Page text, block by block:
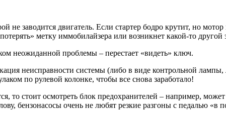
не заводится двигатель. Если стартер бодро крутит, но
метку иммобилайзера или возникнет какой-то
неожиданной проблемы – перестает «видеть» ключ.
неисправности системы (либо в виде контрольной
по рулевой колонке, чтобы все снова заработало!
то стоит осмотреть блок предохранителей – например,
бензонасосы очень не любят резкие разгоны с педалью «в